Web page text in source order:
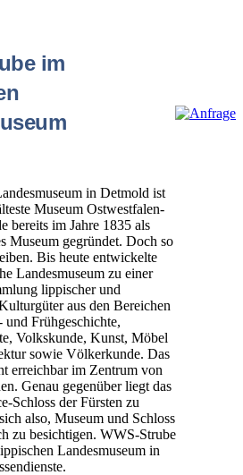
im
in Detmold ist
Museum Ostwestfalen-
bereits im Jahre 1835 als
Museum gegründet. Doch so
Bis heute entwickelte
Landesmuseum zu einer
lippischer und
aus den Bereichen
Frühgeschichte,
Volkskunde, Kunst, Möbel
sowie Völkerkunde. Das
erreichbar im Zentrum von
Genau gegenüber liegt das
Schloss der Fürsten zu
also, Museum und Schloss
zu besichtigen. WWS-Strube
Landesmuseum in